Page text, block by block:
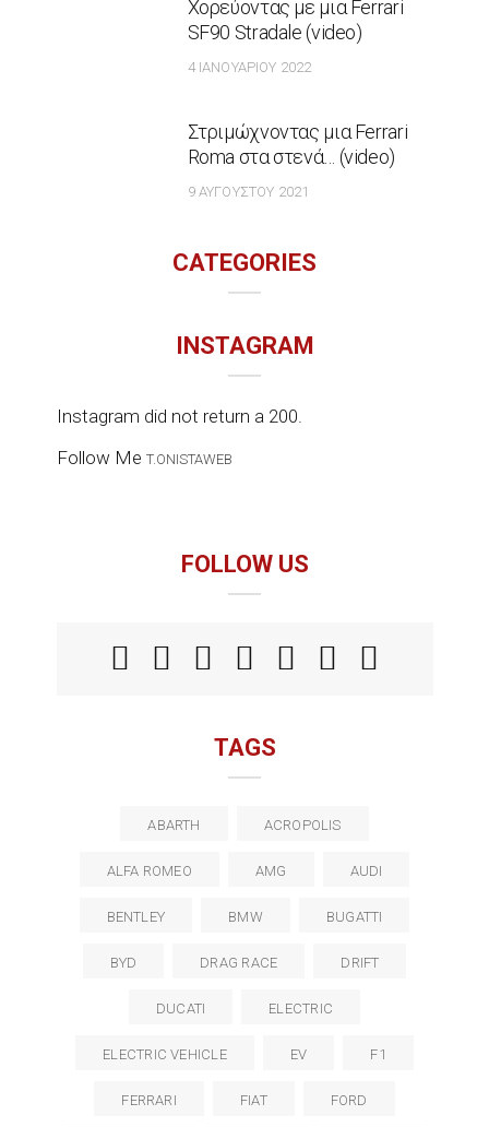
Χορεύοντας με μια Ferrari
SF90 Stradale (video)
4 ΙΑΝΟΥΑΡΊΟΥ 2022
Στριμώχνοντας μια Ferrari
Roma στα στενά… (video)
9 ΑΥΓΟΎΣΤΟΥ 2021
CATEGORIES
INSTAGRAM
Instagram did not return a 200.
Follow Me T.ONISTAWEB
FOLLOW US
TAGS
ABARTH ACROPOLIS
ALFA ROMEO AMG AUDI
BENTLEY BMW BUGATTI
BYD DRAG RACE DRIFT
DUCATI ELECTRIC
ELECTRIC VEHICLE EV F1
FERRARI FIAT FORD